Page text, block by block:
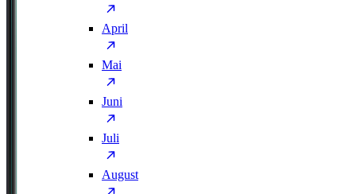
April
Mai
Juni
Juli
August